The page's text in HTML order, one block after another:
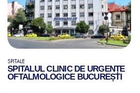
SPITALE
SPITALUL CLINIC DE URGENȚE
OFTALMOLOGICE BUCUREȘTI